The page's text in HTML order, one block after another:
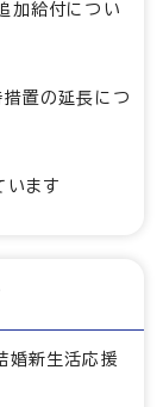
加給付につい
措置の延長につ
います
婚新生活応援